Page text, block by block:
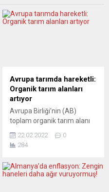
Avrupa tarımda hareketli:
Organik tarım alanları
artıyor
Avrupa Birliği’nin (AB)
toplam organik tarım alanı
belirlendi. Avrupa İstatistik
Kurumu (Eurostat), AB üyesi
organik tarım alanları
hakkında verileri yayımladı.
22.02.2022
0
284